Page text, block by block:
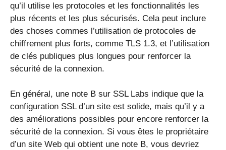
qu’il utilise les protocoles et les fonctionnalités les
plus récents et les plus sécurisés. Cela peut inclure
des choses commes l’utilisation de protocoles de
chiffrement plus forts, comme TLS 1.3, et l’utilisation
de clés publiques plus longues pour renforcer la
sécurité de la connexion.
En général, une note B sur SSL Labs indique que la
configuration SSL d’un site est solide, mais qu’il y a
des améliorations possibles pour encore renforcer la
sécurité de la connexion. Si vous êtes le propriétaire
d’un site Web qui obtient une note B, vous devriez